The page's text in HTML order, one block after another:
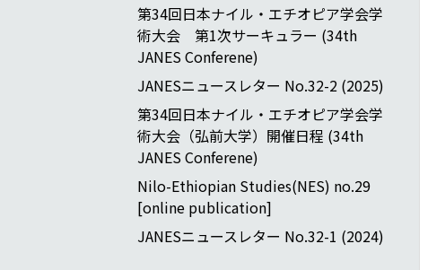
第34回日本ナイル・エチオピア学会学
術大会 第1次サーキュラー (34th
JANES Conferene)
JANESニュースレター No.32-2 (2025)
第34回日本ナイル・エチオピア学会学
術大会（弘前大学）開催日程 (34th
JANES Conferene)
Nilo-Ethiopian Studies(NES) no.29
[online publication]
JANESニュースレター No.32-1 (2024)